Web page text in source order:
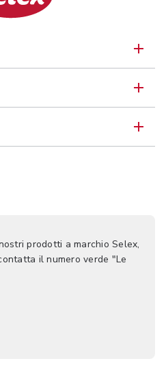
prodotti a marchio Selex,
il numero verde "Le